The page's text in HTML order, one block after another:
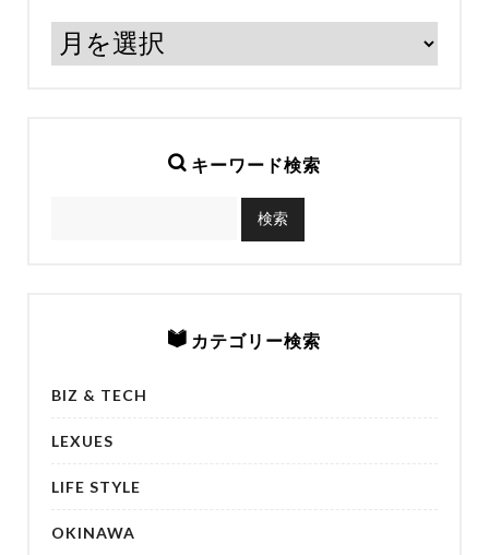
キーワード検索
カテゴリー検索
BIZ & TECH
LEXUES
LIFE STYLE
OKINAWA